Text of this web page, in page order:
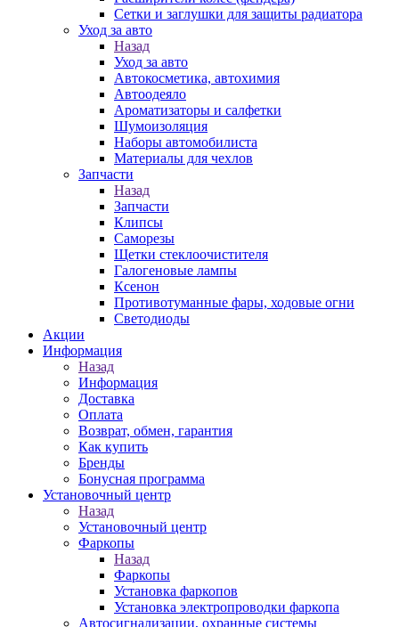
Сетки и заглушки для защиты радиатора
Уход за авто
Назад
Уход за авто
Автокосметика, автохимия
Автоодеяло
Ароматизаторы и салфетки
Шумоизоляция
Наборы автомобилиста
Материалы для чехлов
Запчасти
Назад
Запчасти
Клипсы
Саморезы
Щетки стеклоочистителя
Галогеновые лампы
Ксенон
Противотуманные фары, ходовые огни
Светодиоды
Акции
Информация
Назад
Информация
Доставка
Оплата
Возврат, обмен, гарантия
Как купить
Бренды
Бонусная программа
Установочный центр
Назад
Установочный центр
Фаркопы
Назад
Фаркопы
Установка фаркопов
Установка электропроводки фаркопа
Автосигнализации, охранные системы